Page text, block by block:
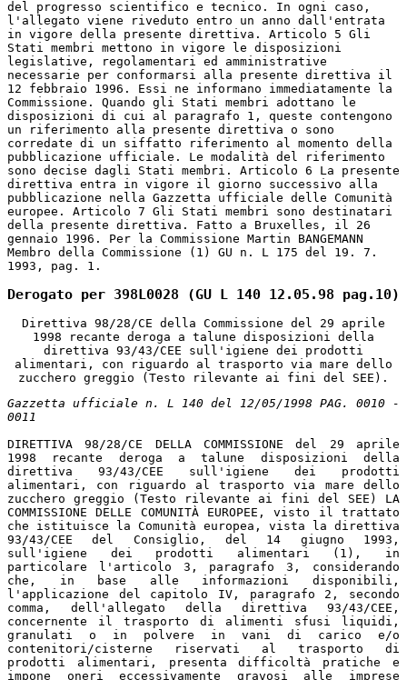
del progresso scientifico e tecnico. In ogni caso,
l'allegato viene riveduto entro un anno dall'entrata
in vigore della presente direttiva. Articolo 5 Gli
Stati membri mettono in vigore le disposizioni
legislative, regolamentari ed amministrative
necessarie per conformarsi alla presente direttiva il
12 febbraio 1996. Essi ne informano immediatamente la
Commissione. Quando gli Stati membri adottano le
disposizioni di cui al paragrafo 1, queste contengono
un riferimento alla presente direttiva o sono
corredate di un siffatto riferimento al momento della
pubblicazione ufficiale. Le modalità del riferimento
sono decise dagli Stati membri. Articolo 6 La presente
direttiva entra in vigore il giorno successivo alla
pubblicazione nella Gazzetta ufficiale delle Comunità
europee. Articolo 7 Gli Stati membri sono destinatari
della presente direttiva. Fatto a Bruxelles, il 26
gennaio 1996. Per la Commissione Martin BANGEMANN
Membro della Commissione (1) GU n. L 175 del 19. 7.
1993, pag. 1.
Derogato per 398L0028 (GU L 140 12.05.98 pag.10)
Direttiva 98/28/CE della Commissione del 29 aprile
1998 recante deroga a talune disposizioni della
direttiva 93/43/CEE sull'igiene dei prodotti
alimentari, con riguardo al trasporto via mare dello
zucchero greggio (Testo rilevante ai fini del SEE).
Gazzetta ufficiale n. L 140 del 12/05/1998 PAG. 0010 -
0011
DIRETTIVA 98/28/CE DELLA COMMISSIONE del 29 aprile
1998 recante deroga a talune disposizioni della
direttiva 93/43/CEE sull'igiene dei prodotti
alimentari, con riguardo al trasporto via mare dello
zucchero greggio (Testo rilevante ai fini del SEE) LA
COMMISSIONE DELLE COMUNITÀ EUROPEE, visto il trattato
che istituisce la Comunità europea, vista la direttiva
93/43/CEE del Consiglio, del 14 giugno 1993,
sull'igiene dei prodotti alimentari (1), in
particolare l'articolo 3, paragrafo 3, considerando
che, in base alle informazioni disponibili,
l'applicazione del capitolo IV, paragrafo 2, secondo
comma, dell'allegato della direttiva 93/43/CEE,
concernente il trasporto di alimenti sfusi liquidi,
granulati o in polvere in vani di carico e/o
contenitori/cisterne riservati al trasporto di
prodotti alimentari, presenta difficoltà pratiche e
impone oneri eccessivamente gravosi alle imprese